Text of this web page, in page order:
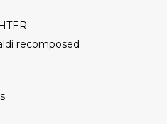
recomposed